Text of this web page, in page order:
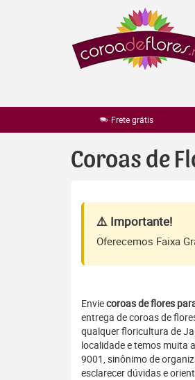
Frete grátis
Coroas de
⚠️ Importante!
Oferecemos Faixa
Enviecoroas de flores
entrega de coroas de
qualquer floricultura de
localidade e temos muita
9001, sinônimo de
esclarecer dúvidas e